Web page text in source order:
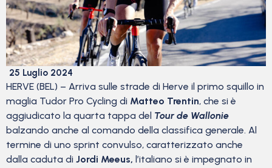
25 Luglio 2024
HERVE (BEL) – Arriva sulle strade di Herve il primo squillo in
maglia Tudor Pro Cycling di Matteo Trentin, che si è
aggiudicato la quarta tappa del Tour de Wallonie
balzando anche al comando della classifica generale. Al
termine di uno sprint convulso, caratterizzato anche
dalla caduta di Jordi Meeus, l’italiano si è impegnato in